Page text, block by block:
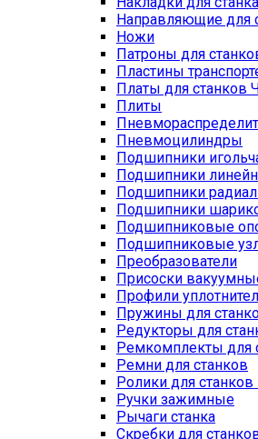
Направляющие для
Ножи
Патроны для
Пластины
Платы для станков
Плиты
Пневмоцилиндры
Подшипники
Подшипники
Подшипники
Подшипники
Подшипниковые
Подшипниковые
Преобразователи
Присоски
Профили
Пружины для
Редукторы для
Ремкомплекты для
Ремни для станков
Ролики для станков
Ручки зажимные
Рычаги станка
Скребки для